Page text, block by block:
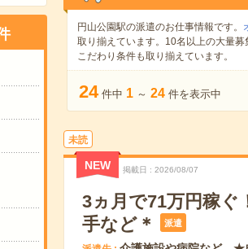
円山公園駅の派遣のお仕事情報です。
取り揃えています。10名以上の大量募
こだわり条件も取り揃えています。
24 件中 1 ～ 24 件を表示中
未読
NEW 掲載日 2026/08/07
3ヵ月で71万円稼ぐ
手など＊
派遣